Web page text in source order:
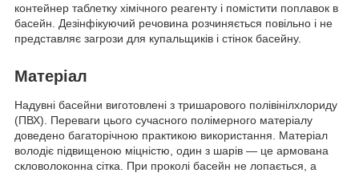
контейнер таблетку хімічного реагенту і помістити поплавок в
басейн. Дезінфікуючий речовина розчиняється повільно і не
представляє загрози для купальщиків і стінок басейну.
Матеріал
Надувні басейни виготовлені з тришарового полівінілхлориду
(ПВХ). Переваги цього сучасного полімерного матеріалу
доведено багаторічною практикою використання. Матеріал
володіє підвищеною міцністю, один з шарів — це армована
скловолоконна сітка. При проколі басейн не лопається, а